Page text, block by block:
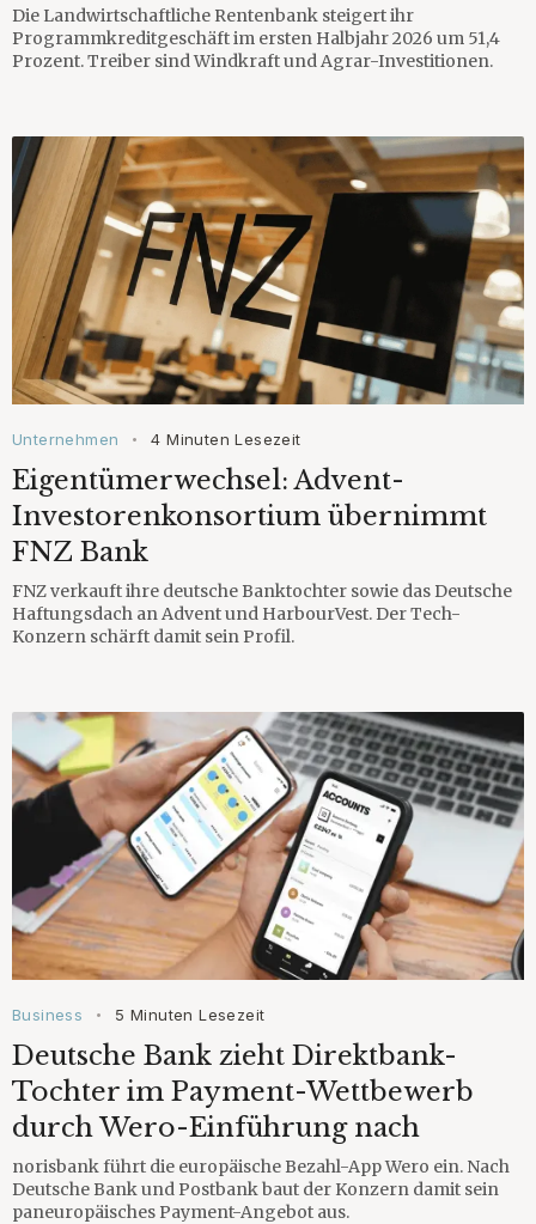
Die Landwirtschaftliche Rentenbank steigert ihr
Programmkreditgeschäft im ersten Halbjahr 2026 um 51,4
Prozent. Treiber sind Windkraft und Agrar-Investitionen.
Unternehmen • 4 Minuten Lesezeit
Eigentümerwechsel: Advent-
Investorenkonsortium übernimmt
FNZ Bank
FNZ verkauft ihre deutsche Banktochter sowie das Deutsche
Haftungsdach an Advent und HarbourVest. Der Tech-
Konzern schärft damit sein Profil.
Business • 5 Minuten Lesezeit
Deutsche Bank zieht Direktbank-
Tochter im Payment-Wettbewerb
durch Wero-Einführung nach
norisbank führt die europäische Bezahl-App Wero ein. Nach
Deutsche Bank und Postbank baut der Konzern damit sein
paneuropäisches Payment-Angebot aus.